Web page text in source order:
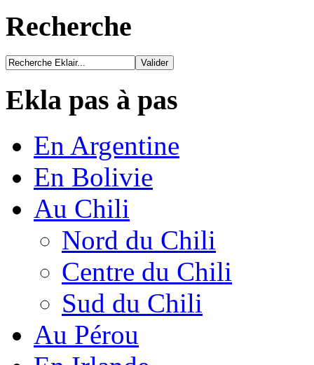
Recherche
Ekla pas à pas
En Argentine
En Bolivie
Au Chili
Nord du Chili
Centre du Chili
Sud du Chili
Au Pérou